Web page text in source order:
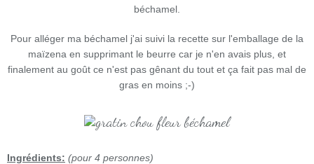
béchamel.
Pour alléger ma béchamel j'ai suivi la recette sur l'emballage de la
maïzena en supprimant le beurre car je n'en avais plus, et
finalement au goût ce n'est pas gênant du tout et ça fait pas mal de
gras en moins ;-)
Ingrédients: (pour 4 personnes)